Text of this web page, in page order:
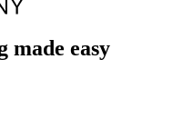
made easy